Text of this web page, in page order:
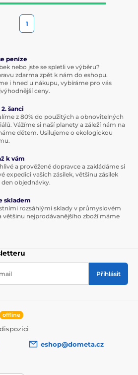
1
peníze
nebo jste se spletli ve výběru?
zdarma zpět k nám do eshopu.
i hned u nákupu, vybíráme pro vás
ceny.
šanci
z 80% do použitých a obnovitelných
Vážíme si naší planety a záleží nám na
dětem. Usilujeme o ekologickou
k vám
a prověžené dopravce a zakládáme si
expedici vašich zásilek, většinu zásilek
objednávky.
skladem
rozsáhlými sklady v průmyslovém
většinu nejprodávanějšího zboží máme
Přihlásit
offline
eshop@dometa.cz